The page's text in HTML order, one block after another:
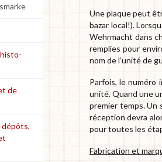
de
dépôts,
Une plaque peut
bazar local!).
Wehrmacht dans
remplies pour
nom de l’unité de
Parfois, le numéro
unité. Quand une
premier temps. Un
réception devra
pour toutes les
Fabrication et